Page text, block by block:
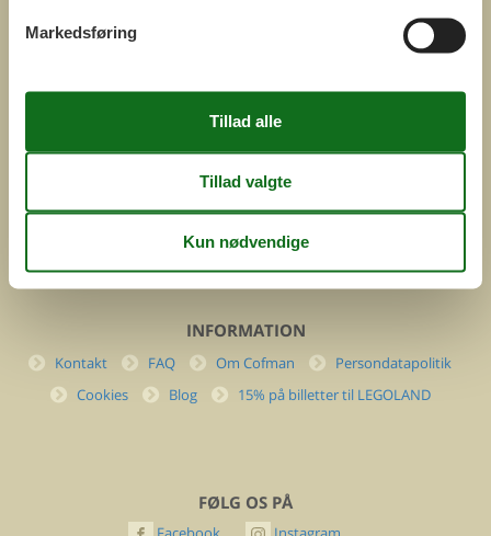
Danmark
Cofman.com
info@cofman.com
INFORMATION
Kontakt FAQ Om Cofman
Persondatapolitik
Cookies
Blog 15% på billetter til LEGOLAND
FØLG OS PÅ
Markedsføring